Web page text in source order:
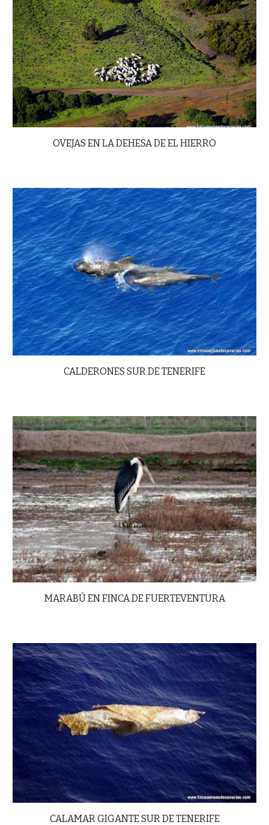
OVEJAS EN LA DEHESA DE EL HIERRO
CALDERONES SUR DE TENERIFE
MARABÚ EN FINCA DE FUERTEVENTURA
CALAMAR GIGANTE SUR DE TENERIFE